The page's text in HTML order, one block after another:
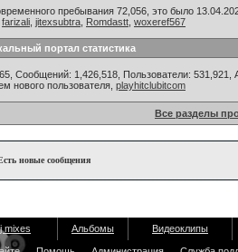
пребывания 72,056, это было
farizali jitexsubtra Romdastt woxeref567
портал статистика
Сообщений: 1,426,518, Пользователи: 531,921,
нового пользователя, playhitclubitcom
Все разделы
новые сообщения
mixes Альбомы Видеоклипы